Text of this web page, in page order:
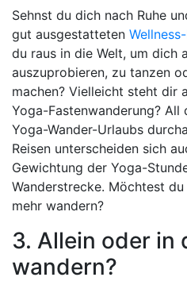
Sehnst du dich nach Ruhe
gut ausgestatteten
du raus in die Welt, um dich
auszuprobieren, zu tanzen
machen? Vielleicht steht dir
Yoga-Fastenwanderung? All
Yoga-Wander-Urlaubs
Reisen unterscheiden sich
Gewichtung der Yoga-
Wanderstrecke. Möchtest
mehr wandern?
3. Allein oder in
wandern?